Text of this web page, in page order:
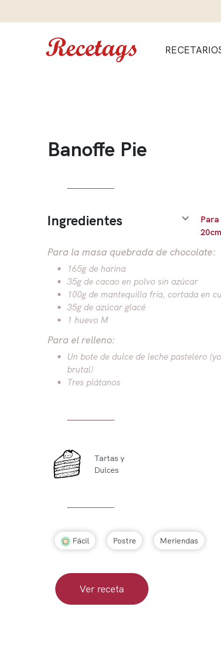
Banoffe Pie
Ingredientes
20cm
Para la masa quebrada de chocolate:
165g de harina
35g de cacao en polvo sin azúcar
100g de mantequilla fría, cortada en
35g de azúcar glacé
1 huevo M
Para el relleno:
Un bote de dulce de leche pastelero
brutal)
Tres plátanos
Tartas y
Dulces
Fácil Postre Meriendas
Ver receta